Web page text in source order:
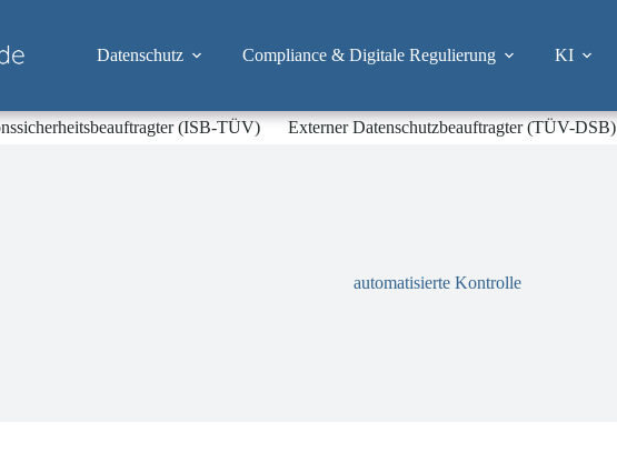
Datenschutz Compliance & Digitale Regulierung KI
(ISB-TÜV) Externer Datenschutzbeauftragter (TÜV-DSB)
automatisierte Kontrolle